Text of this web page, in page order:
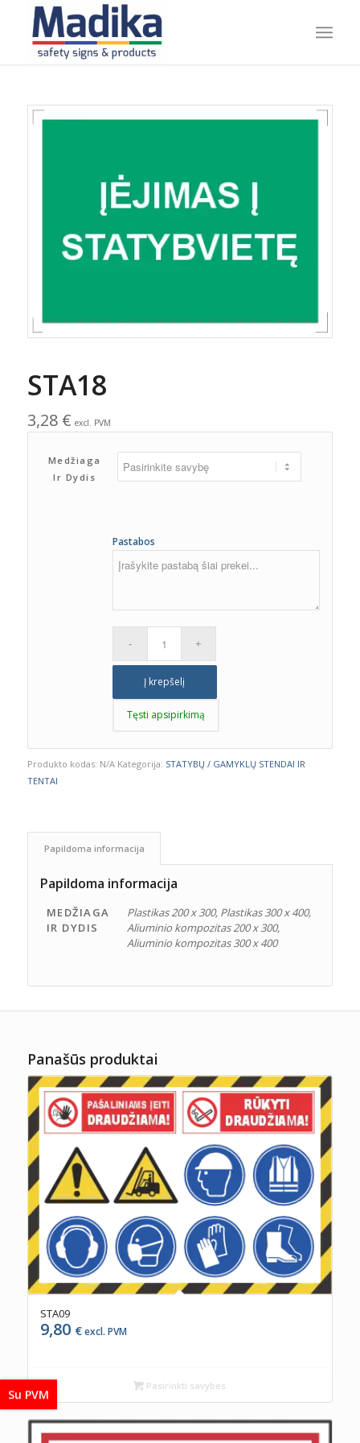
STA18
3,28 € excl. PVM
Medžiaga
Ir Dydis
Pastabos
Į krepšelį
Tęsti apsipirkimą
Produkto kodas: N/A Kategorija: STATYBŲ / GAMYKLŲ STENDAI IR
TENTAI
Papildoma informacija
Papildoma informacija
MEDŽIAGA
IR DYDIS
Plastikas 200 x 300, Plastikas 300 x 400,
Aliuminio kompozitas 200 x 300,
Aliuminio kompozitas 300 x 400
Panašūs produktai
STA09
9,80 €excl. PVM
Pasirinkti savybes
Su PVM